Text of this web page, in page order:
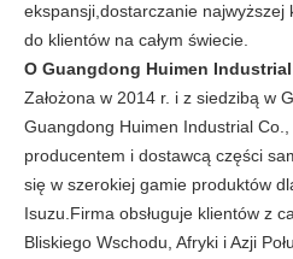
ekspansji,dostarczanie najwyższej
do klientów na całym świecie.
O Guangdong Huimen
Założona w 2014 r. i z siedzibą w
Guangdong Huimen Industrial
producentem i dostawcą części
się w szerokiej gamie produktów
Isuzu.Firma obsługuje klientów z
Bliskiego Wschodu, Afryki i Azji